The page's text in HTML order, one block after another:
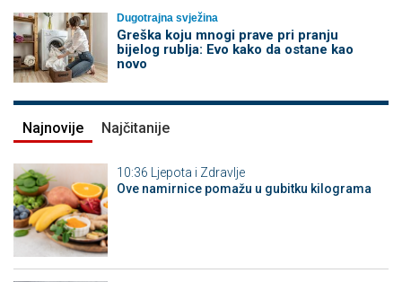
Dugotrajna svježina
Greška koju mnogi prave pri pranju
bijelog rublja: Evo kako da ostane kao
novo
Najnovije Najčitanije
10:36 Ljepota i Zdravlje
Ove namirnice pomažu u gubitku kilograma